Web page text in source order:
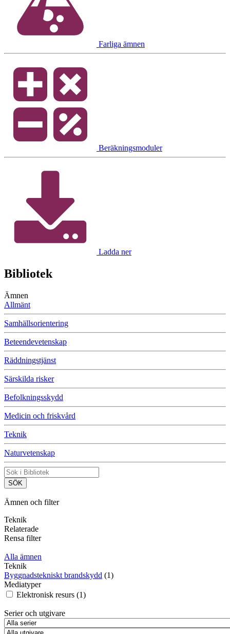
Farliga ämnen
Beräkningsmoduler
Ladda ner
Bibliotek
Ämnen
Allmänt
Samhällsorientering
Beteendevetenskap
Räddningstjänst
Särskilda risker
Befolkningsskydd
Medicin och friskvård
Teknik
Naturvetenskap
Ämnen och filter
Teknik
Relaterade
Rensa filter
Alla ämnen
Teknik
Byggnadstekniskt brandskydd (1)
Mediatyper
Elektronisk resurs (1)
Serier och utgivare